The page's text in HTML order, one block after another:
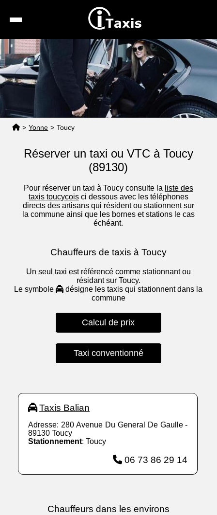
Recherche
Calcul de tarif
Taxis conventionnés
Espace pro
> Yonne > Toucy
Réserver un taxi ou VTC à Toucy
(89130)
Pour réserver un taxi à Toucy consulte la liste des
taxis toucycoisci dessous avec les téléphones
directs des artisans qui résident ou stationnent sur
la commune ainsi que les bornes et stations le cas
échéant.
Chauffeurs de taxis à Toucy
Un seul taxi est référencé comme stationnant ou
résidant sur Toucy.
Le symbole
désigne les taxis qui stationnent dans la
commune
Calcul de prix
Taxi conventionné
Taxis Balian
Adresse: 280 Avenue Du General De Gaulle -
89130 Toucy
Stationnement: Toucy
06 73 86 29 14
Chauffeurs dans les environs